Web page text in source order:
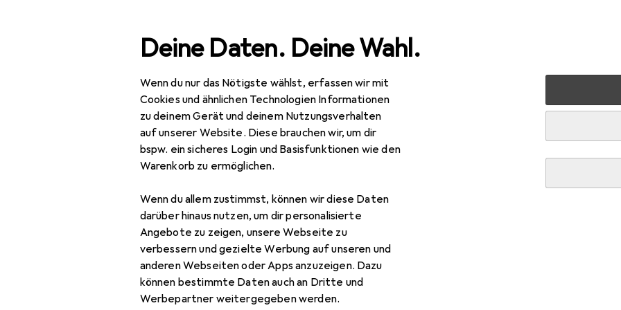
Deine Daten. Deine Wahl.
Wenn du nur das Nötigste wählst, erfassen wir mit
Cookies und ähnlichen Technologien Informationen
zu deinem Gerät und deinem Nutzungsverhalten
auf unserer Website. Diese brauchen wir, um dir
bspw. ein sicheres Login und Basisfunktionen wie den
Warenkorb zu ermöglichen.
Wenn du allem zustimmst, können wir diese Daten
darüber hinaus nutzen, um dir personalisierte
Angebote zu zeigen, unsere Webseite zu
verbessern und gezielte Werbung auf unseren und
anderen Webseiten oder Apps anzuzeigen. Dazu
können bestimmte Daten auch an Dritte und
Werbepartner weitergegeben werden.
Navigation nach Kategorien
Baumarkt + Garten Werkzeug + Werkstatt Handwerkzeug
EUR
20,79
Opinel No 08 ANIMALIA Taschenmesser
Zubehör für Opinel No 08 ANIMALIA
Hier findest du passendes Zubehör zum Produkt Opinel No 08 ANIMALIA
Beliebt Opinel